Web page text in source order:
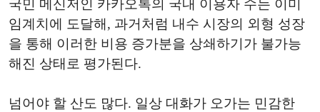
국민 메신저인 카카오톡의 국내 이용자 수는 이미
임계치에 도달해, 과거처럼 내수 시장의 외형 성장
을 통해 이러한 비용 증가분을 상쇄하기가 불가능
해진 상태로 평가된다.
넘어야 할 산도 많다. 일상 대화가 오가는 민감한